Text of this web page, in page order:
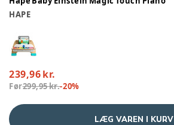
HAPE
239,96 kr.
Før299,95 kr.-20%
LÆG VAREN I KURV